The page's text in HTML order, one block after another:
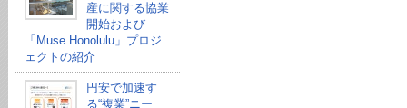
産に関する協業
開始および
「Muse Honolulu」プロジ
ェクトの紹介
円安で加速す
る“複業”ニー